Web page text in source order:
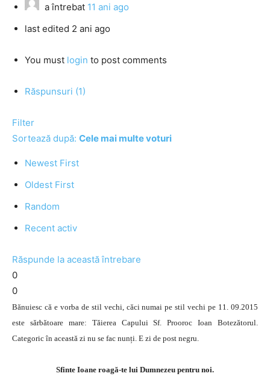
a întrebat 11 ani ago
last edited 2 ani ago
You must login to post comments
Răspunsuri (1)
Filter
Sortează după: Cele mai multe voturi
Newest First
Oldest First
Random
Recent activ
Răspunde la această întrebare
0
0
Bănuiesc că e vorba de stil vechi, căci numai pe stil vechi pe 11. 09.2015
este sărbătoare mare: Tăierea Capului Sf. Prooroc Ioan Botezătorul.
Categoric în această zi nu se fac nunți. E zi de post negru.
Sfinte Ioane roagă-te lui Dumnezeu pentru noi.